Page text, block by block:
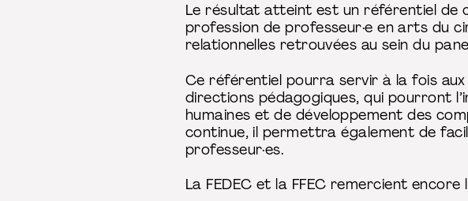
Le résultat atteint est un référentiel de
profession de professeur·e en arts du
relationnelles retrouvées au sein du
Ce référentiel pourra servir à la fois
directions pédagogiques, qui pourront
humaines et de développement des
continue, il permettra également de
professeur·es.
La FEDEC et la FFEC remercient